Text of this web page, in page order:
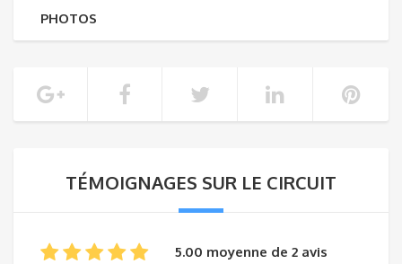
PHOTOS
TÉMOIGNAGES SUR LE CIRCUIT
5.00 moyenne de 2 avis